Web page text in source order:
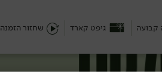
קבועה גיפט קארד שחזור הזמנה